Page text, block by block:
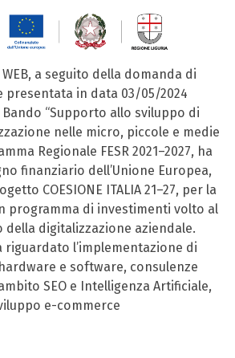
WEB, a seguito della domanda di
presentata in data 03/05/2024
Bando “Supporto allo sviluppo di
nelle micro, piccole e medie
Regionale FESR 2021–2027, ha
finanziario dell’Unione Europea,
COESIONE ITALIA 21–27, per la
programma di investimenti volto al
della digitalizzazione aziendale.
riguardato l’implementazione di
e software, consulenze
SEO e Intelligenza Artificiale,
e-commerce